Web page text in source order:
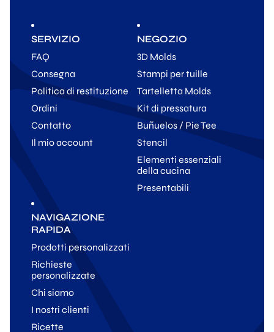
SERVIZIO
FAQ
Consegna
Politica di restituzione
Ordini
Contatto
Il mio account
NEGOZIO
3D Molds
Stampi per tuille
Tartelletta Molds
Kit di pressatura
Buñuelos / Pie Tee
Stencil
Elementi essenziali
della cucina
Presentabili
NAVIGAZIONE
RAPIDA
Prodotti personalizzati
Richieste
personalizzate
Chi siamo
I nostri clienti
Ricette